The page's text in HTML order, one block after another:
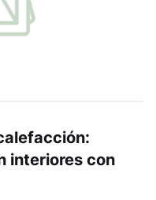
interiores con